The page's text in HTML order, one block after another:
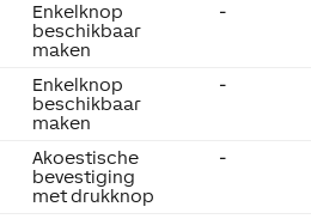
Enkelknop
beschikbaar
maken
-
Enkelknop
beschikbaar
maken
-
Akoestische
bevestiging
met drukknop
-